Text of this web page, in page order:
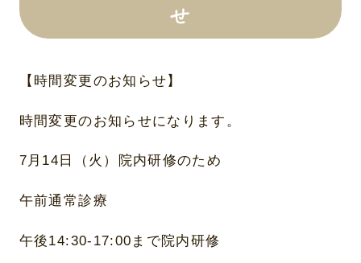
せ
【時間変更のお知らせ】
時間変更のお知らせになります。
7月14日（火）院内研修のため
午前通常診療
午後14:30-17:00まで院内研修